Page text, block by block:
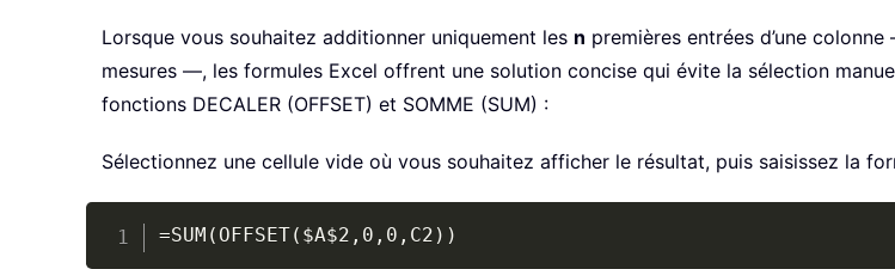
Lorsque vous souhaitez additionner uniquement les n premières entrées d’une
mesures —, les formules Excel offrent une solution concise qui évite la sélection
fonctions DECALER (OFFSET) et SOMME (SUM) :
Sélectionnez une cellule vide où vous souhaitez afficher le résultat, puis saisissez la
=SUM(OFFSET($A$2,0,0,C2))